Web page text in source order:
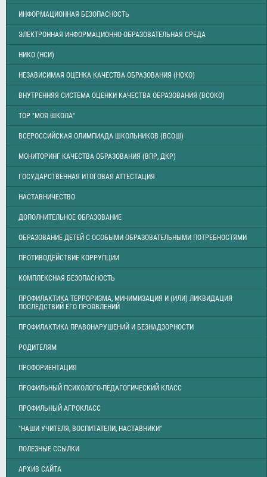
ИНФОРМАЦИОННАЯ БЕЗОПАСНОСТЬ
ЭЛЕКТРОННАЯ ИНФОРМАЦИОННО-ОБРАЗОВАТЕЛЬНАЯ СРЕДА
НИКО (НСИ)
НЕЗАВИСИМАЯ ОЦЕНКА КАЧЕСТВА ОБРАЗОВАНИЯ (НОКО)
ВНУТРЕННЯЯ СИСТЕМА ОЦЕНКИ КАЧЕСТВА ОБРАЗОВАНИЯ (ВСОКО)
ТОР "МОЯ ШКОЛА"
ВСЕРОССИЙСКАЯ ОЛИМПИАДА ШКОЛЬНИКОВ (ВСОШ)
МОНИТОРИНГ КАЧЕСТВА ОБРАЗОВАНИЯ (ВПР, ДКР)
ГОСУДАРСТВЕННАЯ ИТОГОВАЯ АТТЕСТАЦИЯ
НАСТАВНИЧЕСТВО
ДОПОЛНИТЕЛЬНОЕ ОБРАЗОВАНИЕ
ОБРАЗОВАНИЕ ДЕТЕЙ С ОСОБЫМИ ОБРАЗОВАТЕЛЬНЫМИ ПОТРЕБНОСТЯМИ
ПРОТИВОДЕЙСТВИЕ КОРРУПЦИИ
КОМПЛЕКСНАЯ БЕЗОПАСНОСТЬ
ПРОФИЛАКТИКА ТЕРРОРИЗМА, МИНИМИЗАЦИЯ И (ИЛИ) ЛИКВИДАЦИЯ
ПОСЛЕДСТВИЙ ЕГО ПРОЯВЛЕНИЙ
ПРОФИЛАКТИКА ПРАВОНАРУШЕНИЙ И БЕЗНАДЗОРНОСТИ
РОДИТЕЛЯМ
ПРОФОРИЕНТАЦИЯ
ПРОФИЛЬНЫЙ ПСИХОЛОГО-ПЕДАГОГИЧЕСКИЙ КЛАСС
ПРОФИЛЬНЫЙ АГРОКЛАСС
"НАШИ УЧИТЕЛЯ, ВОСПИТАТЕЛИ, НАСТАВНИКИ"
ПОЛЕЗНЫЕ ССЫЛКИ
АРХИВ САЙТА